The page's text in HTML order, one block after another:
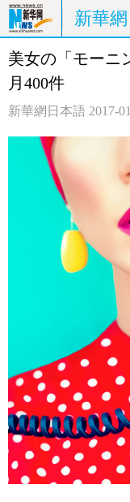
新華
ホームページ
観光
中日対訳
美女の「モー
月400件
新華網日本語 2017-